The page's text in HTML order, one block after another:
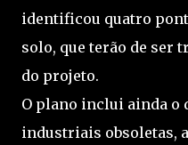
identificou quatro
solo, que terão de ser
do projeto.
O plano inclui ainda o
industriais obsoletas,